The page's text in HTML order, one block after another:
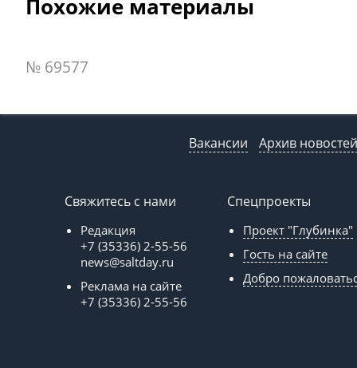
Похожие материалы
№ 69577
Вакансии Архив новостей
Свяжитесь с нами
Редакция
+7 (35336) 2-55-56
news@saltday.ru
Реклама на сайте
+7 (35336) 2-55-56
Спецпроекты
Проект "Глубинка"
Гость на сайте
Добро